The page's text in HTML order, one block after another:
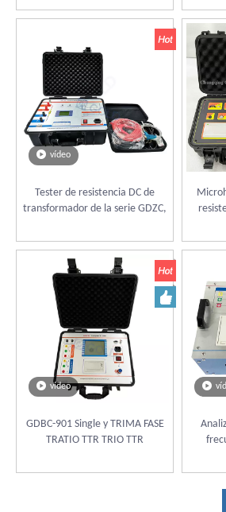
Delta Tester
vídeo
Tester de resistencia DC de
transformador de la serie GDZC,
vídeo
GDBC-901 Single y TRIMA FASE
TRATIO TTR TRIO TTR